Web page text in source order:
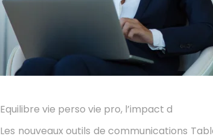
Equilibre vie perso vie pro, l’impact d
Les nouveaux outils de communications